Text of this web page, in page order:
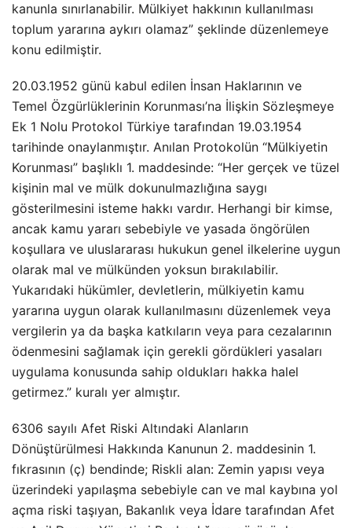
kanunla sınırlanabilir. Mülkiyet hakkının kullanılması
toplum yararına aykırı olamaz” şeklinde düzenlemeye
konu edilmiştir.
20.03.1952 günü kabul edilen İnsan Haklarının ve
Temel Özgürlüklerinin Korunması’na İlişkin Sözleşmeye
Ek 1 Nolu Protokol Türkiye tarafından 19.03.1954
tarihinde onaylanmıştır. Anılan Protokolün “Mülkiyetin
Korunması” başlıklı 1. maddesinde: “Her gerçek ve tüzel
kişinin mal ve mülk dokunulmazlığına saygı
gösterilmesini isteme hakkı vardır. Herhangi bir kimse,
ancak kamu yararı sebebiyle ve yasada öngörülen
koşullara ve uluslararası hukukun genel ilkelerine uygun
olarak mal ve mülkünden yoksun bırakılabilir.
Yukarıdaki hükümler, devletlerin, mülkiyetin kamu
yararına uygun olarak kullanılmasını düzenlemek veya
vergilerin ya da başka katkıların veya para cezalarının
ödenmesini sağlamak için gerekli gördükleri yasaları
uygulama konusunda sahip oldukları hakka halel
getirmez.” kuralı yer almıştır.
6306 sayılı Afet Riski Altındaki Alanların
Dönüştürülmesi Hakkında Kanunun 2. maddesinin 1.
fıkrasının (ç) bendinde; Riskli alan: Zemin yapısı veya
üzerindeki yapılaşma sebebiyle can ve mal kaybına yol
açma riski taşıyan, Bakanlık veya İdare tarafından Afet